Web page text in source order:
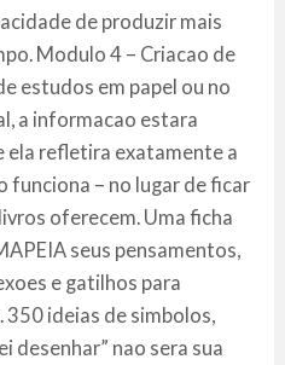
de produzir mais
Modulo 4 – Criacao de
estudos em papel ou no
a informacao estara
refletira exatamente a
funciona – no lugar de ficar
oferecem. Uma ficha
seus pensamentos,
e gatilhos para
ideias de simbolos,
desenhar” nao sera sua